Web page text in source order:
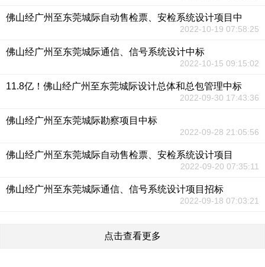
佛山经广州至东莞城际自动售检票、安检系统设计项目中
2022-10-19 07:58:25
佛山经广州至东莞城际通信、信号系统设计中标
2022-10-15 09:15:02
11.8亿！佛山经广州至东莞城际设计总体和总包管理中标
2022-09-30 17:43:36
佛山经广州至东莞城际勘察项目中标
2022-09-28 21:05:56
佛山经广州至东莞城际自动售检票、安检系统设计项目
2022-09-20 07:35:11
佛山经广州至东莞城际通信、信号系统设计项目招标
2022-09-18 07:03:21
点击查看更多